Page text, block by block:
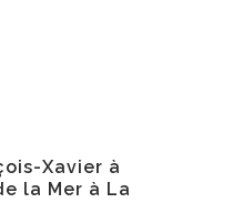
Xavier à
la Mer à La